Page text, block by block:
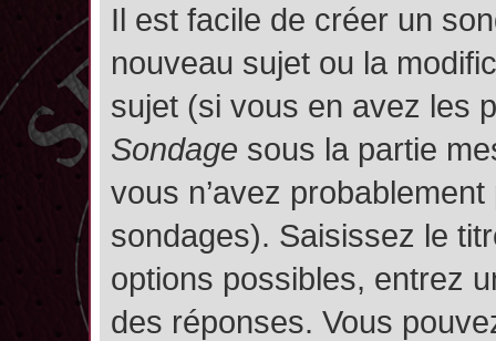
Il est facile de créer un
nouveau sujet ou la
sujet (si vous en avez les
Sondage sous la partie
vous n’avez
sondages). Saisissez le
options possibles, entrez
des réponses. Vous